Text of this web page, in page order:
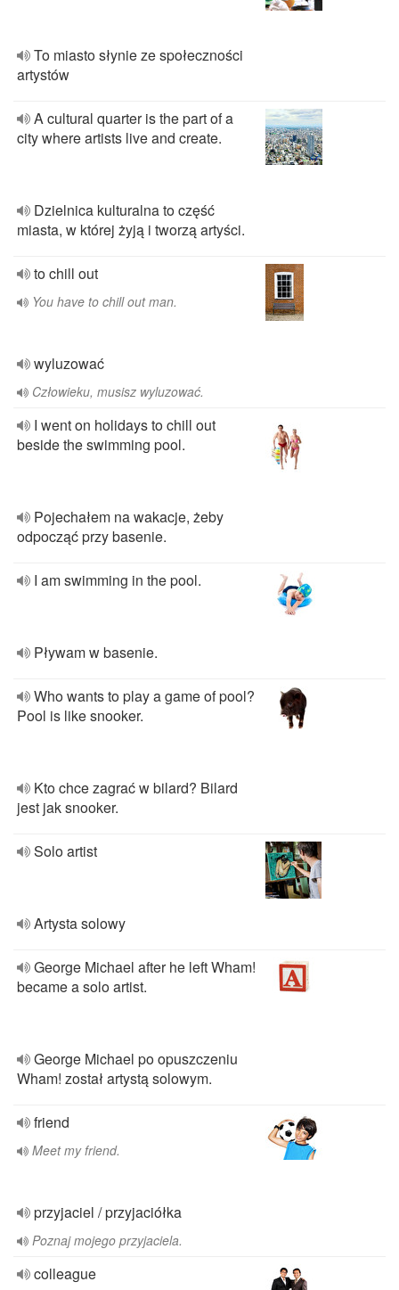
To miasto słynie ze społeczności
artystów
A cultural quarter is the part of a
city where artists live and create.
Dzielnica kulturalna to część
miasta, w której żyją i tworzą artyści.
to chill out
You have to chill out man.
wyluzować
Człowieku, musisz wyluzować.
I went on holidays to chill out
beside the swimming pool.
Pojechałem na wakacje, żeby
odpocząć przy basenie.
I am swimming in the pool.
Pływam w basenie.
Who wants to play a game of pool?
Pool is like snooker.
Kto chce zagrać w bilard? Bilard
jest jak snooker.
Solo artist
Artysta solowy
George Michael after he left Wham!
became a solo artist.
George Michael po opuszczeniu
Wham! został artystą solowym.
friend
Meet my friend.
przyjaciel / przyjaciółka
Poznaj mojego przyjaciela.
colleague